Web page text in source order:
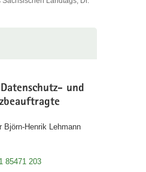
und
Björn-Henrik Lehmann
85471 203